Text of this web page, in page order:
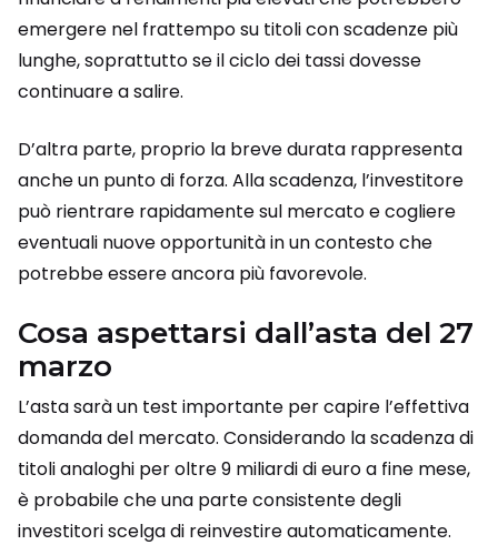
emergere nel frattempo su titoli con scadenze più
lunghe, soprattutto se il ciclo dei tassi dovesse
continuare a salire.
D’altra parte, proprio la breve durata rappresenta
anche un punto di forza. Alla scadenza, l’investitore
può rientrare rapidamente sul mercato e cogliere
eventuali nuove opportunità in un contesto che
potrebbe essere ancora più favorevole.
Cosa aspettarsi dall’asta del 27
marzo
L’asta sarà un test importante per capire l’effettiva
domanda del mercato. Considerando la scadenza di
titoli analoghi per oltre 9 miliardi di euro a fine mese,
è probabile che una parte consistente degli
investitori scelga di reinvestire automaticamente.